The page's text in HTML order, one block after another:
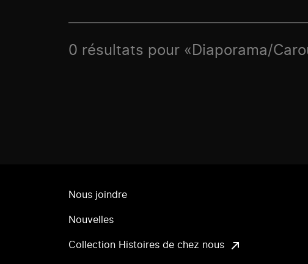
0 résultats pour «Diaporama/
Nous joindre
Nouvelles
Collection Histoires de chez nous